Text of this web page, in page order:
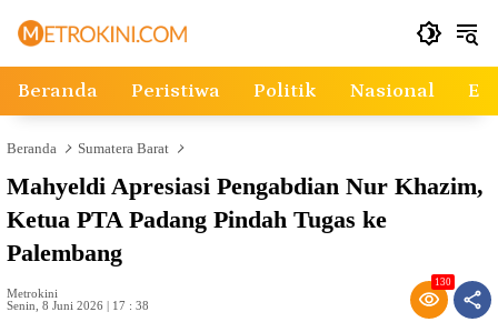
Beranda Peristiwa Politik Nasional
Beranda Sumatera Barat
Mahyeldi Apresiasi Pengabdian Nur Khazim,
Ketua PTA Padang Pindah Tugas ke
Palembang
Metrokini
Senin, 8 Juni 2026 | 17 : 38
130